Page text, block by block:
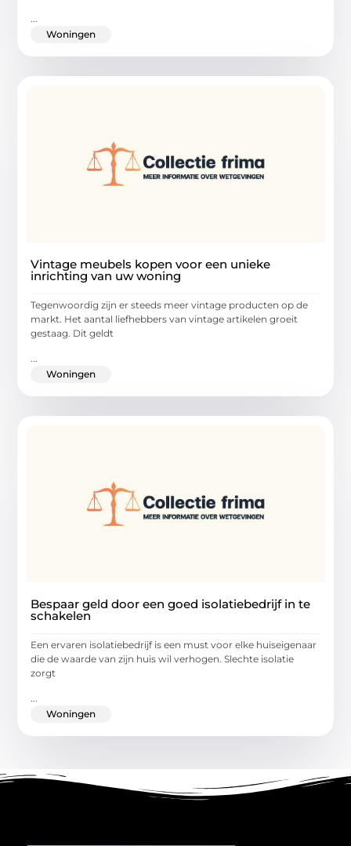
Woningen
Vintage meubels kopen voor een unieke
inrichting van uw woning
Tegenwoordig zijn er steeds meer vintage producten op de
markt. Het aantal liefhebbers van vintage artikelen groeit
gestaag. Dit geldt
...
Woningen
Bespaar geld door een goed isolatiebedrijf in te
schakelen
Een ervaren isolatiebedrijf is een must voor elke huiseigenaar
die de waarde van zijn huis wil verhogen. Slechte isolatie
zorgt
...
Woningen